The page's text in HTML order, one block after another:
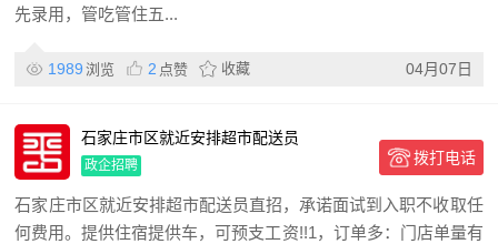
先录用，管吃管住五...
1989 浏览 2 点赞 收藏 04月07日
石家庄市区就近安排超市配送员
政企招聘 拨打电话
石家庄市区就近安排超市配送员直招，承诺面试到入职不收取任
何费用。提供住宿提供车，可预支工资!!1，订单多：门店单量有